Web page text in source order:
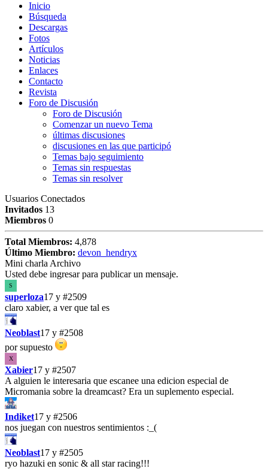
Inicio
Búsqueda
Descargas
Fotos
Artículos
Noticias
Enlaces
Contacto
Revista
Foro de Discusión
Foro de Discusión
Comenzar un nuevo Tema
últimas discusiones
discusiones en las que participó
Temas bajo seguimiento
Temas sin respuestas
Temas sin resolver
Usuarios Conectados
Invitados 13
Miembros 0
Total Miembros: 4,878
Último Miembro: devon_hendryx
Mini charla Archivo
Usted debe ingresar para publicar un mensaje.
S
superloza17 y #2509
claro xabier, a ver que tal es
Neoblast17 y #2508
por supuesto
X
Xabier17 y #2507
A alguien le interesaria que escanee una edicion especial de
Micromania sobre la dreamcast? Era un suplemento especial.
Indiket17 y #2506
nos juegan con nuestros sentimientos :_(
Neoblast17 y #2505
ryo hazuki en sonic & all star racing!!!